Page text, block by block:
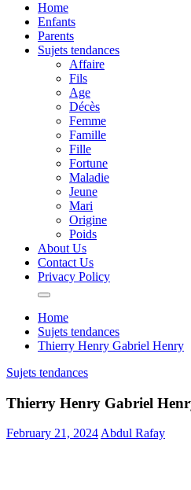
Home
Enfants
Parents
Sujets tendances
Affaire
Fils
Age
Décès
Femme
Famille
Fille
Fortune
Maladie
Jeune
Mari
Origine
Poids
About Us
Contact Us
Privacy Policy
Home
Sujets tendances
Thierry Henry Gabriel Henry
Sujets tendances
Thierry Henry Gabriel
February 21, 2024Abdul Rafay